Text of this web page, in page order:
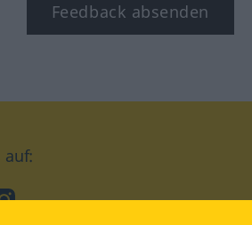
Feedback absenden
auf:
Instagram